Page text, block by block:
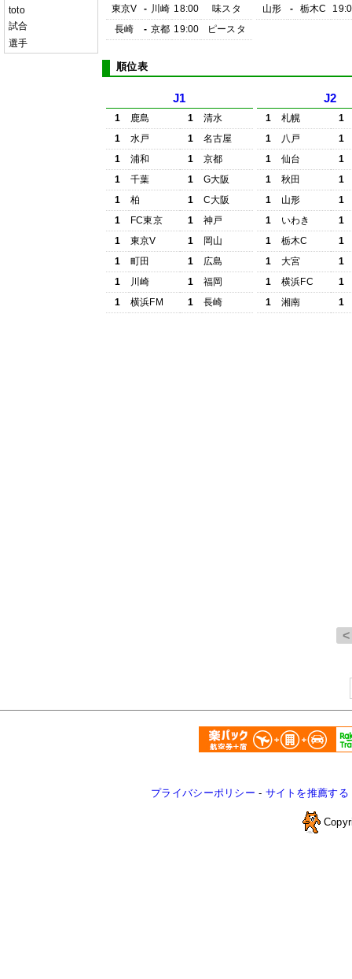
toto
試合
選手
東京V
- 川崎 18:00
味スタ
長崎
- 京都 19:00 ピースタ
山形
- 栃木C
順位表
J1
1 鹿島 1
清水
1
水戸 1
名古屋
1
浦和 1
京都
1
千葉 1
G大阪
1
柏 1
C大阪
1
FC東京 1
神戸
1
東京V 1
岡山
1
町田 1
広島
1
川崎 1
福岡
1
横浜FM 1 長崎
J2
1 札幌
1
1
八戸
1
1
仙台
1
1
秋田
1
1
山形
1
1
いわき
1
1
栃木C
1
1
大宮
1
1
横浜FC
1
1
湘南 1
プライバシーポリシー - サイトを推薦する